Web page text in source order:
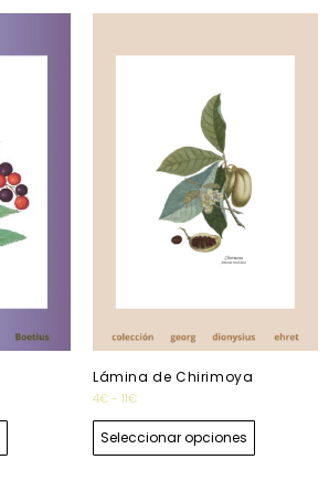
Lámina de Chirimoya
4€ - 11€
Seleccionar opciones